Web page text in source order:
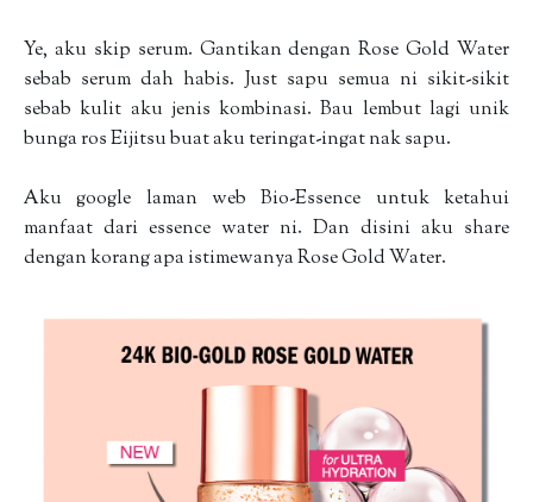
Ye, aku skip serum. Gantikan dengan Rose Gold Water
sebab serum dah habis. Just sapu semua ni sikit-sikit
sebab kulit aku jenis kombinasi. Bau lembut lagi unik
bunga ros Eijitsu buat aku teringat-ingat nak sapu.
Aku google laman web Bio-Essence untuk ketahui
manfaat dari essence water ni. Dan disini aku share
dengan korang apa istimewanya Rose Gold Water.